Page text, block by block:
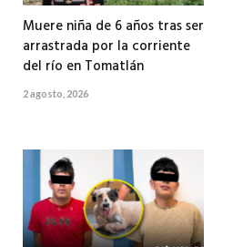
Muere niña de 6 años tras ser
arrastrada por la corriente
del río en Tomatlán
2 agosto, 2026